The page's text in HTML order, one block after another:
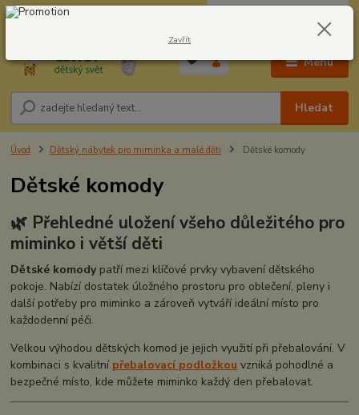
Menu
Hledat
604278943 0,00 Kč
Úvod Dětský nábytek pro miminka a malé děti Dětské komody
Dětské komody
🌿 Přehledné uložení všeho důležitého pro
miminko i větší děti
Dětské komodypatří mezi klíčové prvky vybavení dětského
pokoje. Nabízí dostatek úložného prostoru pro oblečení, pleny i
další potřeby pro miminko a zároveň vytváří ideální místo pro
každodenní péči.
Velkou výhodou dětských komod je jejich využití při přebalování. V
kombinaci s kvalitní přebalovací podložkou vzniká pohodlné a
bezpečné místo, kde můžete miminko každý den přebalovat.
Zavřít